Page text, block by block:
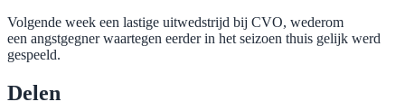
Volgende week een lastige uitwedstrijd bij CVO, wederom
een angstgegner waartegen eerder in het seizoen thuis gelijk werd
gespeeld.
Delen